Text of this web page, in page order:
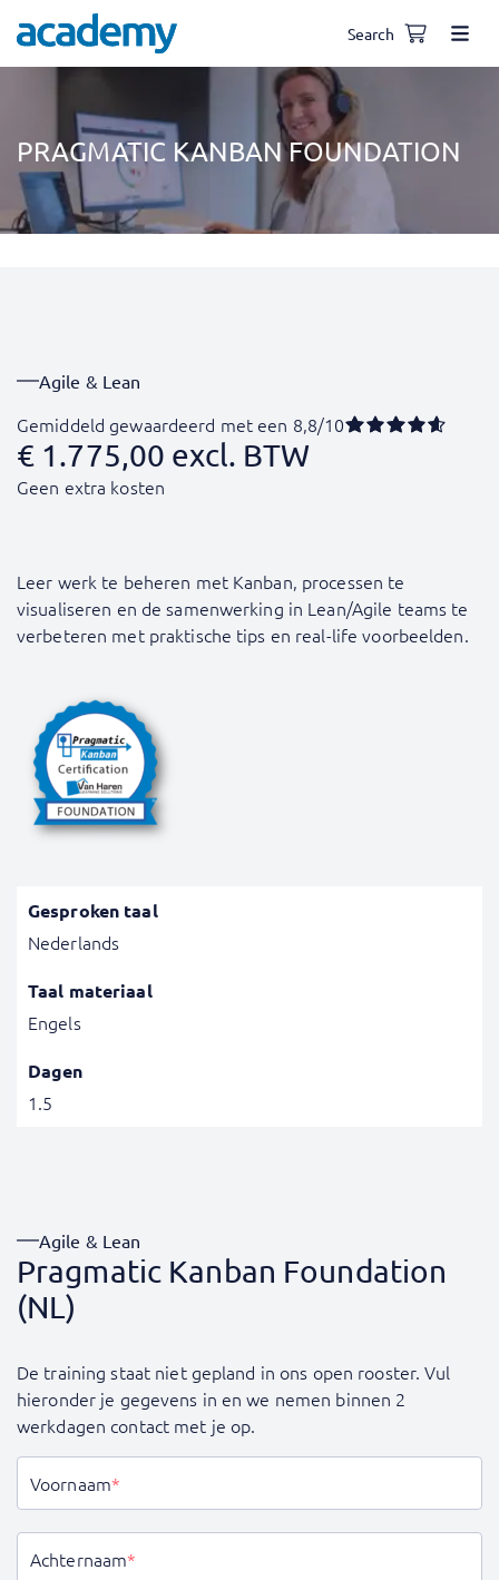
Search
PRAGMATIC KANBAN FOUNDATION
Agile & Lean
Gemiddeld gewaardeerd met een 8,8/10
€ 1.775,00 excl. BTW
Geen extra kosten
Leer werk te beheren met Kanban, processen te
visualiseren en de samenwerking in Lean/Agile teams te
verbeteren met praktische tips en real-life voorbeelden.
Gesproken taal
Nederlands
Taal materiaal
Engels
Dagen
1.5
Agile & Lean
Pragmatic Kanban Foundation
(NL)
De training staat niet gepland in ons open rooster. Vul
hieronder je gegevens in en we nemen binnen 2
werkdagen contact met je op.
Voornaam*
Achternaam*